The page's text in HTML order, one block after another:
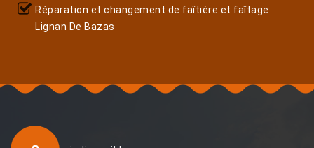
Réparation et changement de faîtière et faîtage
Lignan De Bazas